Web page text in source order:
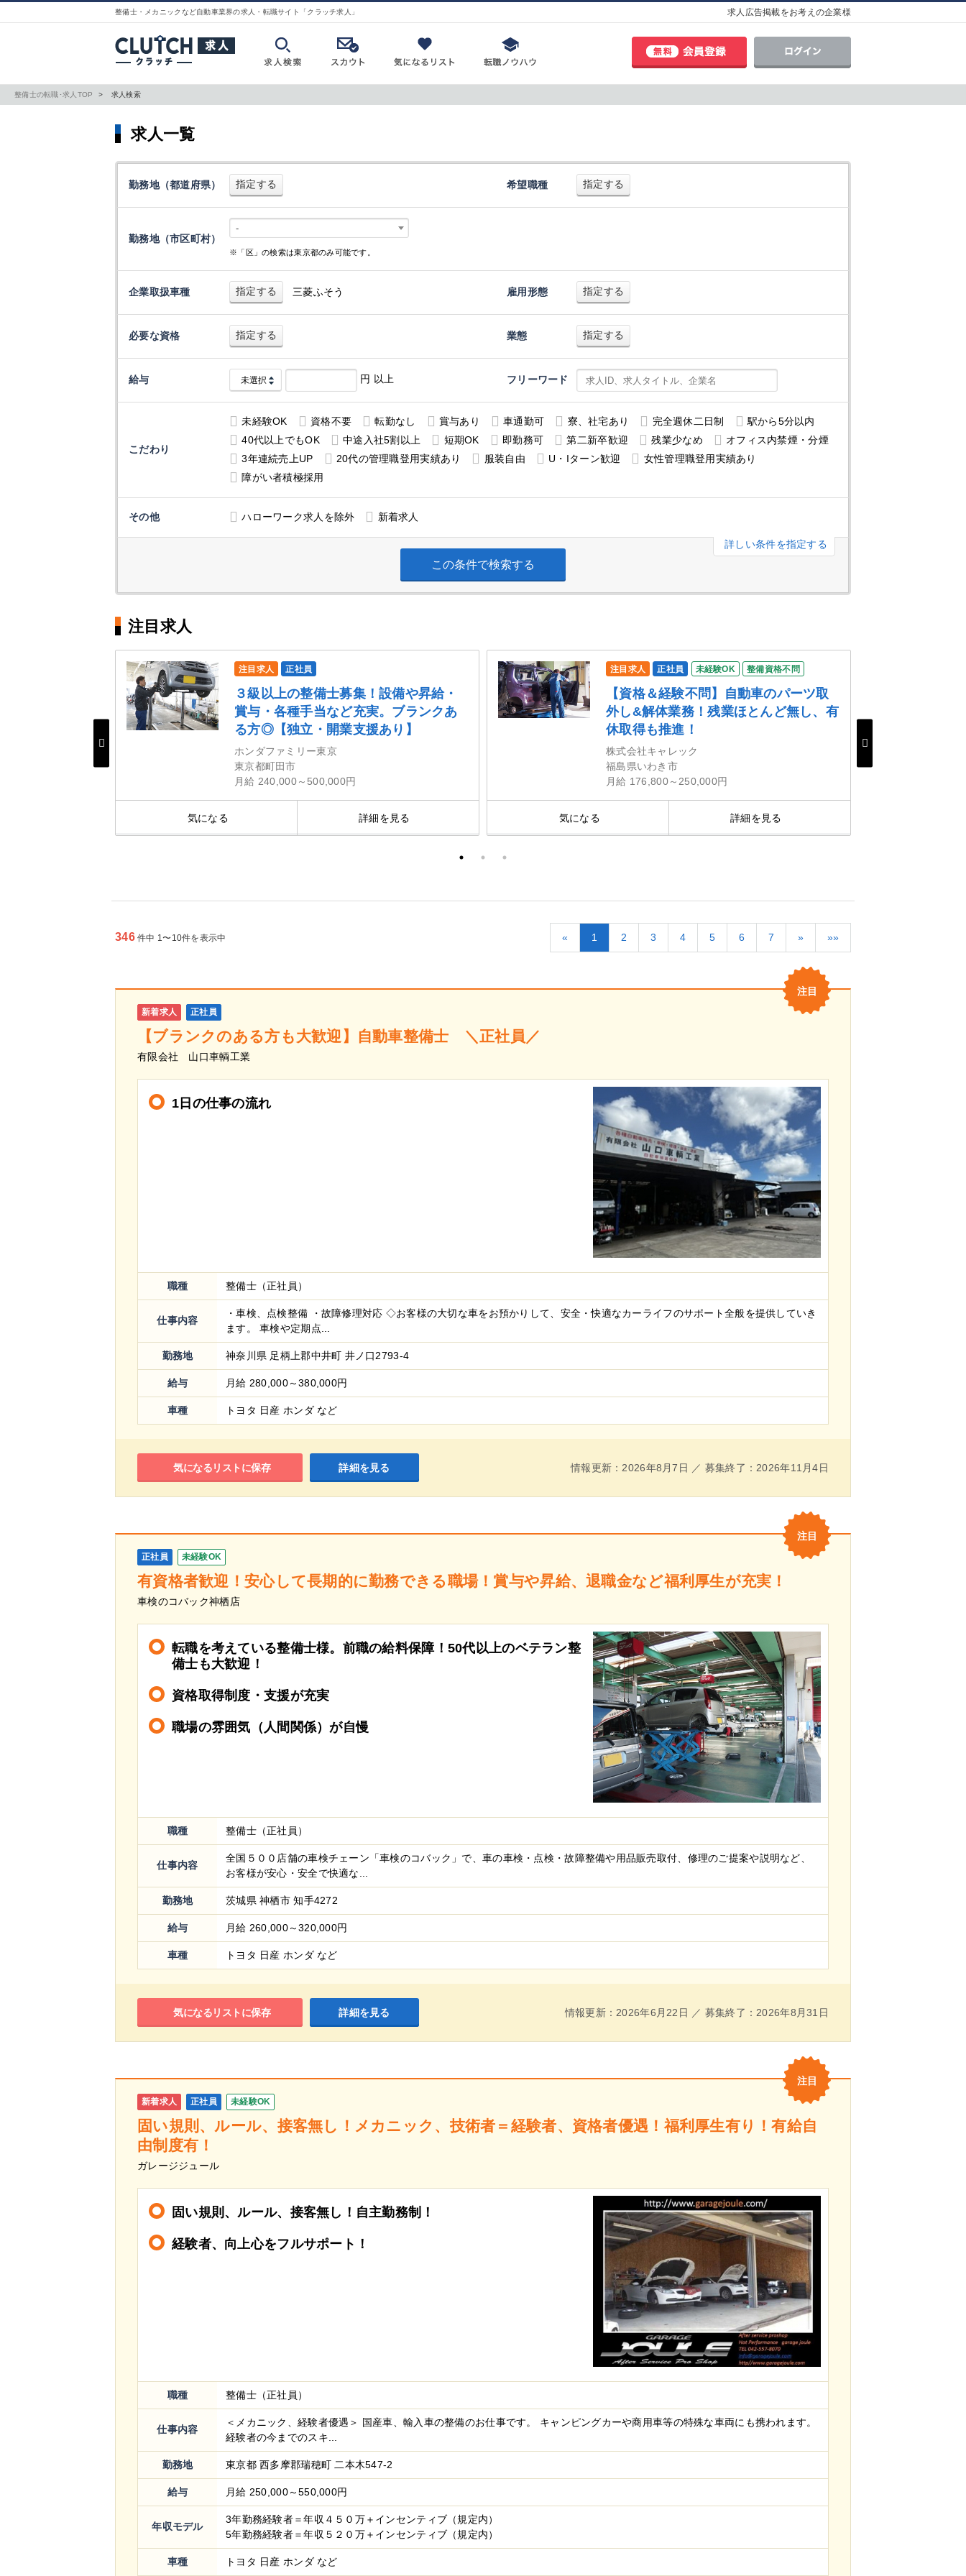
整備士・メカニックなど自動車業界の求人・転職サイト「クラッチ求人」 求人広告掲載をお考えの企業様
整備士の転職･求人TOP 求人検索
求人一覧
勤務地（都道府県） 指定する 希望職種 指定する
勤務地（市区町村）
-
※「区」の検索は東京都のみ可能です。
企業取扱車種 指定する 三菱ふそう 雇用形態 指定する
必要な資格 指定する 業態 指定する
給与 円 以上 フリーワード
こだわり
未経験OK 資格不要 転勤なし 賞与あり 車通勤可 寮、社宅あり 完全週休二日制
駅から5分以内
40代以上でもOK
中途入社5割以上 短期OK 即勤務可 第二新卒歓迎 残業少なめ
オフィス内禁煙・分煙
3年連続売上UP
20代の管理職登用実績あり 服装自由 U・Iターン歓迎
女性管理職登用実績あり
障がい者積極採用
その他 ハローワーク求人を除外 新着求人
詳しい条件を指定する
注目求人
注目求人 正社員
３級以上の整備士募集！設備や昇給・
賞与・各種手当など充実。ブランクあ
る方◎【独立・開業支援あり】
ホンダファミリー東京
東京都町田市
月給 240,000～500,000円
気になる 詳細を見る
注目求人 正社員 未経験OK 整備資格不問
【資格＆経験不問】自動車のパーツ取
外し&解体業務！残業ほとんど無し、有
休取得も推進！
株式会社キャレック
福島県いわき市
月給 176,800～250,000円
気になる 詳細を見る
346件中 1〜10件を表示中 « 1 2 3 4 5 6 7 » »»
新着求人 正社員
【ブランクのある方も大歓迎】自動車整備士 ＼正社員／
有限会社 山口車輌工業
1日の仕事の流れ
職種 整備士（正社員）
仕事内容
・車検、点検整備 ・故障修理対応 ◇お客様の大切な車をお預かりして、安全・快適なカーライフのサポート全般を提供していき
ます。 車検や定期点...
勤務地 神奈川県 足柄上郡中井町 井ノ口2793-4
給与 月給 280,000～380,000円
車種 トヨタ 日産 ホンダ など
情報更新：2026年8月7日 ／ 募集終了：2026年11月4日
詳細を見る
気になるリストに保存
正社員 未経験OK
有資格者歓迎！安心して長期的に勤務できる職場！賞与や昇給、退職金など福利厚生が充実！
車検のコバック神栖店
転職を考えている整備士様。前職の給料保障！50代以上のベテラン整
備士も大歓迎！
資格取得制度・支援が充実
職場の雰囲気（人間関係）が自慢
職種 整備士（正社員）
仕事内容
全国５００店舗の車検チェーン「車検のコバック」で、車の車検・点検・故障整備や用品販売取付、修理のご提案や説明など、
お客様が安心・安全で快適な...
勤務地 茨城県 神栖市 知手4272
給与 月給 260,000～320,000円
車種 トヨタ 日産 ホンダ など
情報更新：2026年6月22日 ／ 募集終了：2026年8月31日
詳細を見る
気になるリストに保存
新着求人 正社員 未経験OK
固い規則、ルール、接客無し！メカニック、技術者＝経験者、資格者優遇！福利厚生有り！有給自
由制度有！
ガレージジュール
固い規則、ルール、接客無し！自主勤務制！
経験者、向上心をフルサポート！
職種 整備士（正社員）
仕事内容
＜メカニック、経験者優遇＞ 国産車、輸入車の整備のお仕事です。 キャンピングカーや商用車等の特殊な車両にも携われます。
経験者の今までのスキ...
勤務地 東京都 西多摩郡瑞穂町 二本木547-2
給与 月給 250,000～550,000円
年収モデル
3年勤務経験者＝年収４５０万＋インセンティブ（規定内）
5年勤務経験者＝年収５２０万＋インセンティブ（規定内）
車種 トヨタ 日産 ホンダ など